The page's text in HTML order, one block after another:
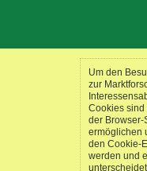
Um den
zur
Cookies sind
der Browser-
ermöglichen
den Cookie-
werden und